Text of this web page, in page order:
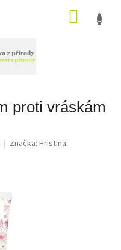
proti vráskám
Značka: Hristina